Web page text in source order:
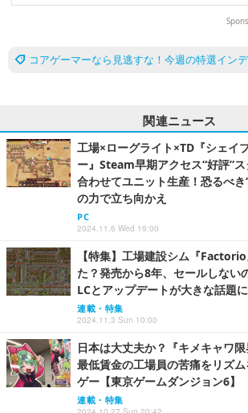
コアゲーマーなら見逃すな！今週の特選イン
関連ニュース
工場×ローグライト×TD『シェイ
ー』Steam早期アクセス“好評”
合わせてユニット生産！恐るべ
の力で立ち向かえ
PC
2024.11.6 Wed 19:00
【特集】工場建設シム『
た？発売から8年、セールしない
LCとアップデートが大きな話題に
連載・特集
2024.11.3 Sun 10:00
日本は大丈夫か？『キメキャワ
最低賃金の工場員の苦痛をリズ
ゲー【東京ゲームダンジョン6】
連載・特集